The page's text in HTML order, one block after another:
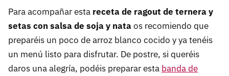
Para acompañar esta receta de ragout de ternera y
setas con salsa de soja y nataos recomiendo que
preparéis un poco de arroz blanco cocido y ya tenéis
un menú listo para disfrutar. De postre, si queréis
daros una alegría, podéis preparar esta banda de